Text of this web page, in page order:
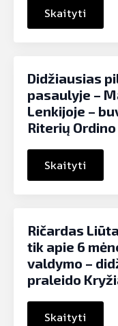
Skaityti
Didžiausias
pasaulyje –
Lenkijoje –
Riterių Ordino
Skaityti
Ričardas
tik apie 6
valdymo –
praleido
Skaityti